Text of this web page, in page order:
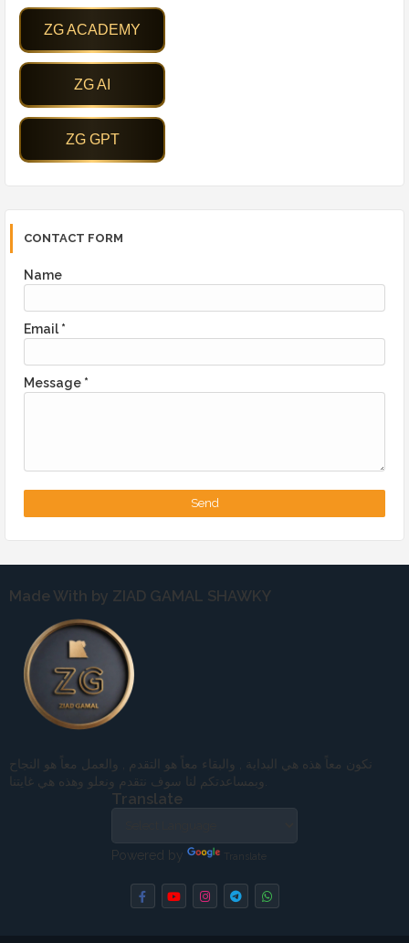
CONTACT FORM
Name
Email *
Message *
Made With by ZIAD GAMAL SHAWKY
نكون معاً هذه هي البداية , والبقاء معاً هو التقدم , والعمل معاً هو النجاح
Translate
Powered by Translate